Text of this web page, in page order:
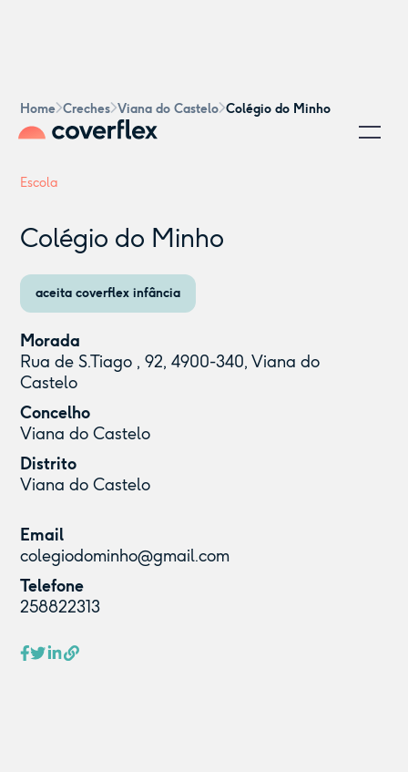
Home Creches Viana do Castelo Colégio do Minho
Escola
Colégio do Minho
aceita coverflex infância
Morada
Rua de S.Tiago , 92, 4900-340, Viana do
Castelo
Concelho
Viana do Castelo
Distrito
Viana do Castelo
Email
colegiodominho@gmail.com
Telefone
258822313